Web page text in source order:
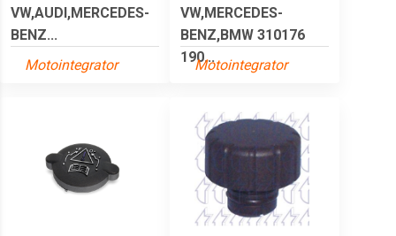
VW,AUDI,MERCEDES-
BENZ...
Motointegrator
VW,MERCEDES-
BENZ,BMW 310176
190...
Motointegrator